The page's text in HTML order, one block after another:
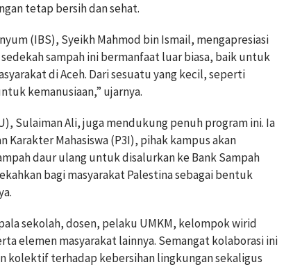
tetap bersih dan sehat.
(IBS), Syeikh Mahmod bin Ismail, mengapresiasi
sampah ini bermanfaat luar biasa, baik untuk
di Aceh. Dari sesuatu yang kecil, seperti
kemanusiaan,” ujarnya.
Sulaiman Ali, juga mendukung penuh program ini. Ia
Mahasiswa (P3I), pihak kampus akan
daur ulang untuk disalurkan ke Bank Sampah
bagi masyarakat Palestina sebagai bentuk
sekolah, dosen, pelaku UMKM, kelompok wirid
elemen masyarakat lainnya. Semangat kolaborasi ini
kolektif terhadap kebersihan lingkungan sekaligus